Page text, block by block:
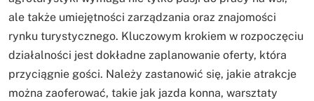
ale także umiejętności zarządzania oraz znajomości
rynku turystycznego. Kluczowym krokiem w rozpoczęciu
działalności jest dokładne zaplanowanie oferty, która
przyciągnie gości. Należy zastanowić się, jakie atrakcje
można zaoferować, takie jak jazda konna, warsztaty